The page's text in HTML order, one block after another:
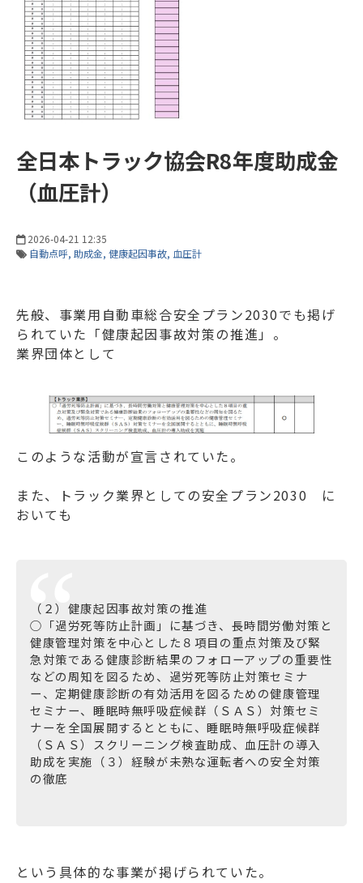
全日本トラック協会R8年度助成金
（血圧計）
2026-04-21 12:35
自動点呼 助成金 健康起因事故 血圧計
先般、 事業用自動車総合安全プラン2030でも掲げ
られていた「健康起因事故対策の推進」。
業界団体として
このような活動が宣言されていた。
また、
トラック業界としての安全プラン2030 に
おいても
（２）健康起因事故対策の推進
○「過労死等防止計画」に基づき、長時間労働対策と
健康管理対策を中心とした８項目の重点対策及び緊
急対策である健康診断結果のフォローアップの重要性
などの周知を図るため、過労死等防止対策セミナ
ー、定期健康診断の有効活用を図るための健康管理
セミナー、睡眠時無呼吸症候群（ＳＡＳ）対策セミ
ナーを全国展開するとともに、睡眠時無呼吸症候群
（ＳＡＳ）スクリーニング検査助成、血圧計の導入
助成を実施（３）経験が未熟な運転者への安全対策
の徹底
という具体的な事業が掲げられていた。